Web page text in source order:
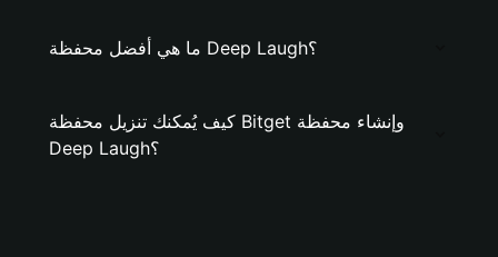
ما هي أفضل محفظة Deep Laugh؟
كيف يُمكنك تنزيل محفظة Bitget وإنشاء محفظة
Deep Laugh؟